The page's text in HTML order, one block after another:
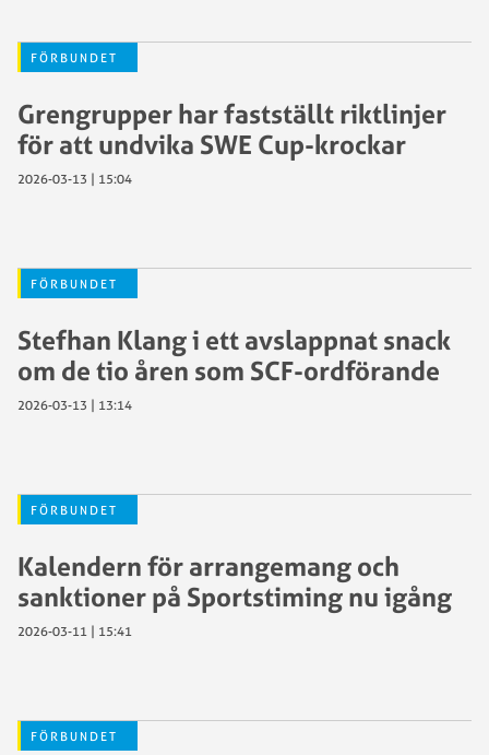
FÖRBUNDET
Grengrupper har fastställt riktlinjer
för att undvika SWE Cup-krockar
2026-03-13 | 15:04
FÖRBUNDET
Stefhan Klang i ett avslappnat snack
om de tio åren som SCF-ordförande
2026-03-13 | 13:14
FÖRBUNDET
Kalendern för arrangemang och
sanktioner på Sportstiming nu igång
2026-03-11 | 15:41
FÖRBUNDET